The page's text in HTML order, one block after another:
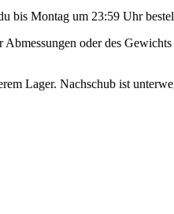
bis Montag um 23:59 Uhr
oder des
Lager. Nachschub ist